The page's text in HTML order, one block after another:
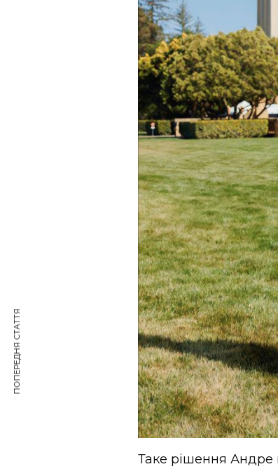
Таке рішення Андре
ПОПЕРЕДНЯ СТАТТЯ